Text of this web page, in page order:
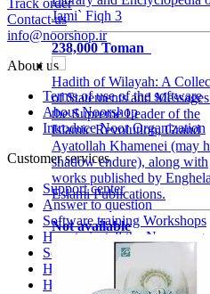
Jami` Fiqh 3
238,000 Toman
Hadith of Wilayah: A
of Statements and
the Supreme Leader of the
Islamic Revolution, Grand
Ayatollah Khamenei (may
shadow endure), along with
works published by
Eslami Publications.
Not available
Track order
Contact us
info@noorshop.ir
About us
Terms of use of the software
About Noorshop
Introduce Noor Organization
Customer services
Support center
Answer to question
Software training Workshops
How to install the Noor
Software Download Guide
How to activate the software
How to use the discount code?